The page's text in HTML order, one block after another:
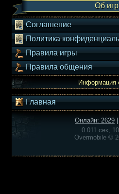
Об
Соглашение
Политика
Правила игры
Правила общения
Информация
Главная
Онлайн: 2629
0.011 сек,
Overmobile ©